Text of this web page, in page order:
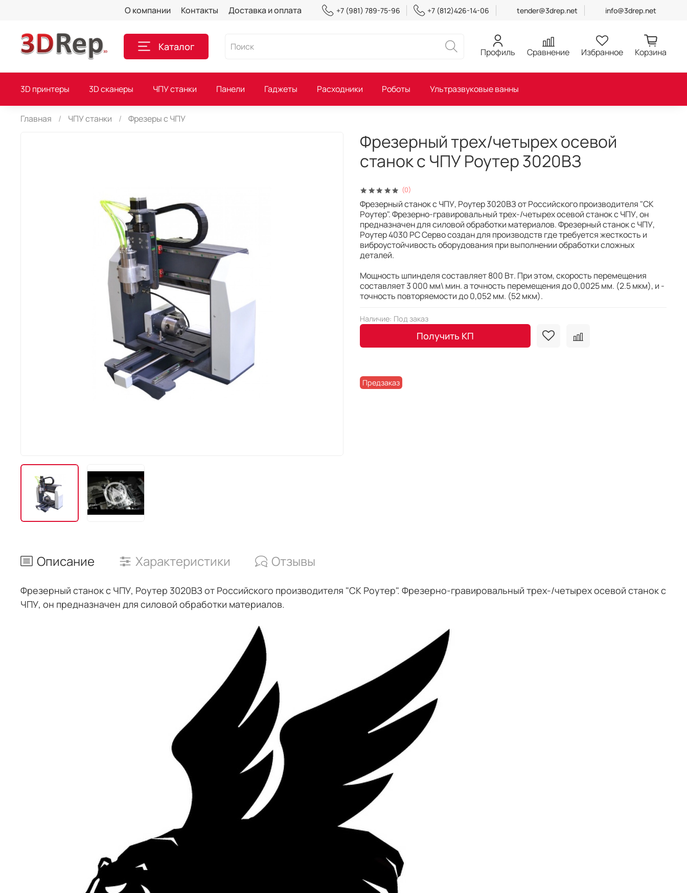
О компании Контакты Доставка и оплата +7 (981) 789-75-96 +7 (812)426-14-06 tender@3drep.net info@3drep.net
Каталог Профиль Сравнение Избранное Корзина
3D принтеры 3D сканеры ЧПУ станки Панели Гаджеты Расходники Роботы Ультразвуковые ванны
Главная ЧПУ станки Фрезеры с ЧПУ
(0)
Наличие: Под заказ
Предзаказ
Фрезерный трех/четырех осевой
станок с ЧПУ Роутер 3020ВЗ
Получить КП
Фрезерный станок с ЧПУ, Роутер 3020ВЗ от Российского производителя "СК
Роутер". Фрезерно-гравировальный трех-/четырех осевой станок с ЧПУ, он
предназначен для силовой обработки материалов. Фрезерный станок с ЧПУ,
Роутер 4030 PC Серво создан для производств где требуется жесткость и
виброустойчивость оборудования при выполнении обработки сложных
деталей.
Мощность шпинделя составляет 800 Вт. При этом, скорость перемещения
составляет 3 000 мм\ мин. а точность перемещения до 0,0025 мм. (2.5 мкм), и -
точность повторяемости до 0,052 мм. (52 мкм).
Описание Характеристики Отзывы
Фрезерный станок с ЧПУ, Роутер 3020ВЗ от Российского производителя "СК Роутер". Фрезерно-гравировальный трех-/четырех осевой станок с
ЧПУ, он предназначен для силовой обработки материалов.